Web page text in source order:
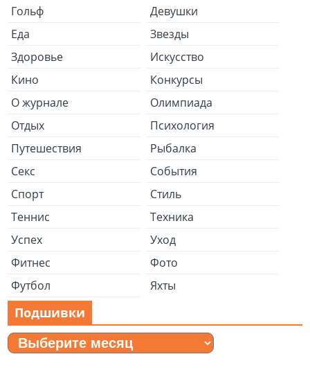
Гольф
Девушки
Еда
Звезды
Здоровье
Искусство
Кино
Конкурсы
О журнале
Олимпиада
Отдых
Психология
Путешествия
Рыбалка
Секс
События
Спорт
Стиль
Теннис
Техника
Успех
Уход
Фитнес
Фото
Футбол
Яхты
Подшивки
Подшивки